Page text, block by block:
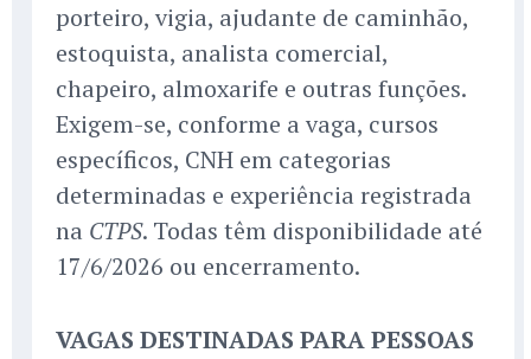
porteiro, vigia, ajudante de caminhão,
estoquista, analista comercial,
chapeiro, almoxarife e outras funções.
Exigem-se, conforme a vaga, cursos
específicos, CNH em categorias
determinadas e experiência registrada
na CTPS. Todas têm disponibilidade até
17/6/2026 ou encerramento.
VAGAS DESTINADAS PARA PESSOAS